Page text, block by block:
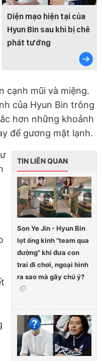
Diện mạo hiện tại của
Hyun Bin sau khi bị chê
phát tướng
cạnh mũi và miệng.
của Hyun Bin trông
hơn những khoảnh
để gương mặt lạnh.
TIN LIÊN QUAN
Son Ye Jin - Hyun Bin
lọt ống kính "team qua
đường" khi đưa con
trai đi chơi, ngoại hình
ra sao mà gây chú ý?